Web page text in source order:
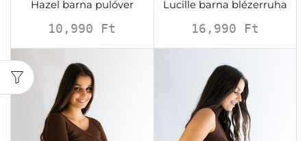
Hazel barna pulóver
10,990 Ft
Lucille barna blézerruha
16,990 Ft